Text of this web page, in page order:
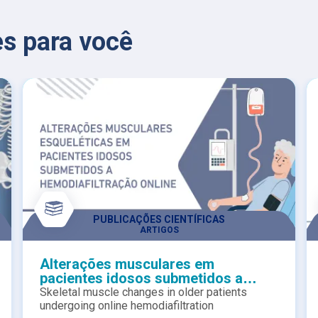
para você
PUBLICAÇÕES CIENTÍFICAS
ARTIGOS
Alterações musculares em
pacientes idosos submetidos a
hemodiafiltração online
Skeletal muscle changes in older patients
undergoing online hemodiafiltration